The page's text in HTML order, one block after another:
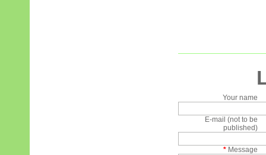
Your name
E-mail (not to be
published)
* Message